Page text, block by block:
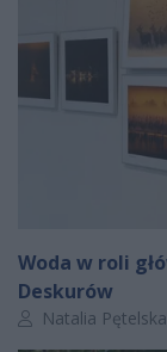
Woda w roli
Deskurów
Autor artykułu:
Natalia Pętelska